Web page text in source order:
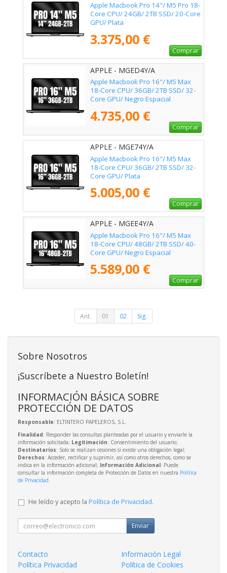
Apple Macbook Pro 14"/ M5 Pro 18-
Core CPU/ 24GB/ 2TB SSD/ 20-Core
GPU/ Plata
3.375,00 €
Comprar
APPLE - MGED4Y/A
Apple Macbook Pro 16"/ M5 Max
18-Core CPU/ 36GB/ 2TB SSD/ 32-
Core GPU/ Negro Espacial
4.735,00 €
Comprar
APPLE - MGE74Y/A
Apple Macbook Pro 16"/ M5 Max
18-Core CPU/ 36GB/ 2TB SSD/ 32-
Core GPU/ Plata
5.005,00 €
Comprar
APPLE - MGEE4Y/A
Apple Macbook Pro 16"/ M5 Max
18-Core CPU/ 48GB/ 2TB SSD/ 40-
Core GPU/ Negro Espacial
5.589,00 €
Comprar
Ant. 01 02 Sig.
Sobre Nosotros
¡Suscríbete a Nuestro Boletín!
INFORMACIÓN BÁSICA SOBRE
PROTECCIÓN DE DATOS
Responsable: ELTINTERO PAPELEROS, S.L.
Finalidad: Responder las consultas planteadas por el usuario y enviarle la
información solicitada; Legitimación: Consentimiento del usuario;
Destinatarios: Solo se realizan cesiones si existe una obligación legal;
Derechos: Acceder, rectificar y suprimir, así como otros derechos, como se
indica en la información adicional; Información Adicional: Puede
consultar la información completa de Protección de Datos en nuestra Política
de Privacidad.
He leído y acepto la Política de Privacidad.
Enviar
Contacto
Información Legal
Política Privacidad
Política de Cookies